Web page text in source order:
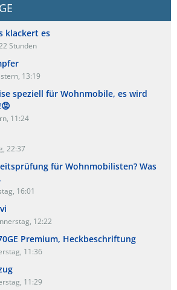
klackert es
Stunden
13:19
speziell für Wohnmobile, es wird
11:24
22:37
für Wohnmobilisten? Was
16:01
12:22
Premium, Heckbeschriftung
11:36
11:29